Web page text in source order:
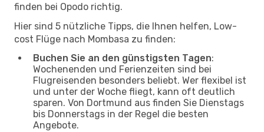
finden bei Opodo richtig.
Hier sind 5 nützliche Tipps, die Ihnen helfen, Low-
cost Flüge nach Mombasa zu finden:
Buchen Sie an den günstigsten Tagen:
Wochenenden und Ferienzeiten sind bei
Flugreisenden besonders beliebt. Wer flexibel ist
und unter der Woche fliegt, kann oft deutlich
sparen. Von Dortmund aus finden Sie Dienstags
bis Donnerstags in der Regel die besten
Angebote.